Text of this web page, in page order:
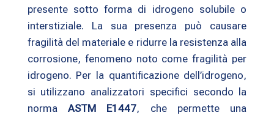
presente sotto forma di idrogeno solubile o
interstiziale. La sua presenza può causare
fragilità del materiale e ridurre la resistenza alla
corrosione, fenomeno noto come fragilità per
idrogeno. Per la quantificazione dell’idrogeno,
si utilizzano analizzatori specifici secondo la
normaASTM E1447, che permette una